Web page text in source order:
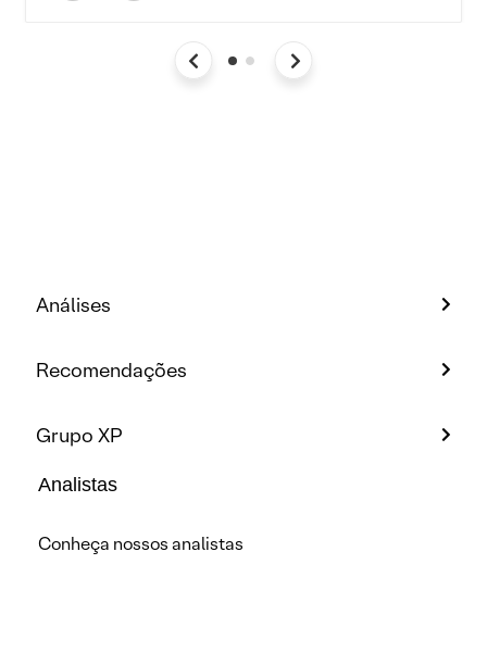
Análises
Recomendações
Grupo XP
Analistas
Conheça nossos analistas